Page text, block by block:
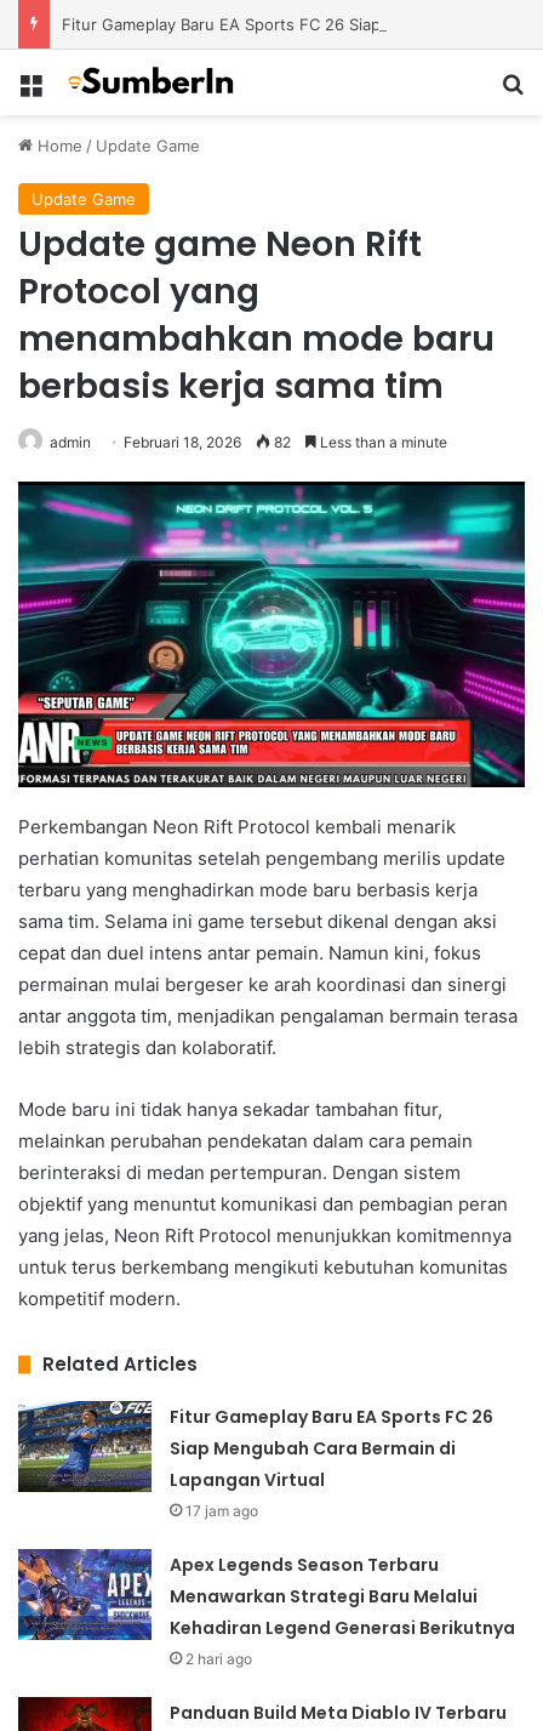
Menu
Home / Update Game
Update Game
Update game Neon Rift
Protocol yang
menambahkan mode baru
berbasis kerja sama tim
admin Februari 18, 2026 82 Less than a minute
Perkembangan Neon Rift Protocol kembali menarik
perhatian komunitas setelah pengembang merilis update
terbaru yang menghadirkan mode baru berbasis kerja
sama tim. Selama ini game tersebut dikenal dengan aksi
cepat dan duel intens antar pemain. Namun kini, fokus
permainan mulai bergeser ke arah koordinasi dan sinergi
antar anggota tim, menjadikan pengalaman bermain terasa
lebih strategis dan kolaboratif.
Mode baru ini tidak hanya sekadar tambahan fitur,
melainkan perubahan pendekatan dalam cara pemain
berinteraksi di medan pertempuran. Dengan sistem
objektif yang menuntut komunikasi dan pembagian peran
yang jelas, Neon Rift Protocol menunjukkan komitmennya
untuk terus berkembang mengikuti kebutuhan komunitas
kompetitif modern.
Related Articles
Fitur Gameplay Baru EA Sports FC 26
Siap Mengubah Cara Bermain di
Lapangan Virtual
17 jam ago
Apex Legends Season Terbaru
Menawarkan Strategi Baru Melalui
Kehadiran Legend Generasi Berikutnya
2 hari ago
Panduan Build Meta Diablo IV Terbaru